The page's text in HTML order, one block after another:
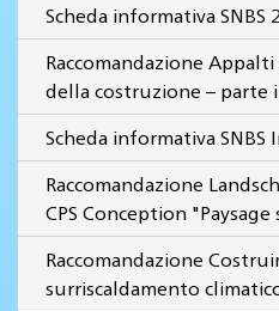
Scheda informativa SNBS
Raccomandazione
della costruzione –
Scheda informativa
Raccomandazione
CPS Conception "Paysage
Raccomandazione
surriscaldamento